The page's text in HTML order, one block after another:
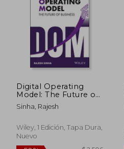
40%
dcto.
$ 15.373
Digital Operating
Model: The Future of
Business (en Inglés)
Sinha, Rajesh
Wiley, 1 Edición, Tapa Dura,
Nuevo